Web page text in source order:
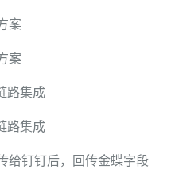
案
案
路集成
路集成
给钉钉后，回传金蝶字段